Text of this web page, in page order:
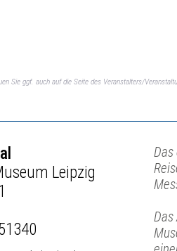
Sie ggf. auch auf die Seite des Veranstalters/
Leipzig
Das
Das